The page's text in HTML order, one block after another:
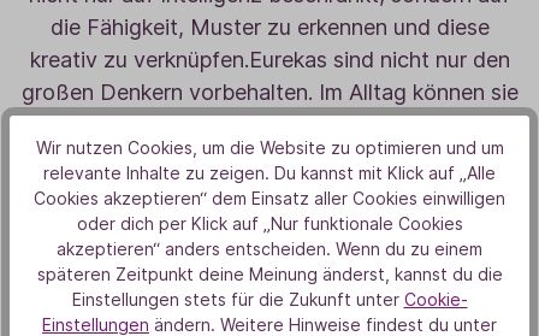
die Fähigkeit, Muster zu erkennen und diese
kreativ zu verknüpfen.Eurekas sind nicht nur den
großen Denkern vorbehalten. Im Alltag können sie
Vielleicht findest du eine Lösung für ein
langjähriges Problem, erkennst die Antwort auf
eine schwierige Frage oder kommst auf eine
innovative Idee für dein persönliches Projekt. Es
gibt keine festen Regeln für das Entstehen von
Eureka-Momenten, aber eine offene, neugierige
Wir nutzen Cookies, um die Website zu optimieren und um
relevante Inhalte zu zeigen. Du kannst mit Klick auf „Alle
Cookies akzeptieren“ dem Einsatz aller Cookies einwilligen
oder dich per Klick auf „Nur funktionale Cookies
akzeptieren“ anders entscheiden. Wenn du zu einem
späteren Zeitpunkt deine Meinung änderst, kannst du die
Einstellungen stets für die Zukunft unter Cookie-
Einstellungen ändern. Weitere Hinweise findest du unter